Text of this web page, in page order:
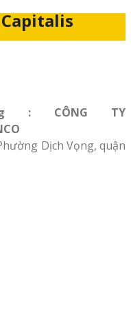
: CÔNG TY
Dịch Vọng, quận